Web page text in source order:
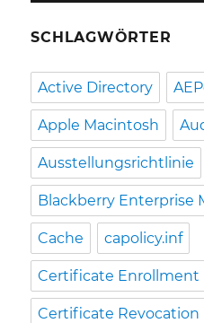
SCHLAGWÖRTER
Active Directory
Apple Macintosh
Ausstellungsrichtlinie
Blackberry Enterprise
Cache capolicy.inf
Certificate Enrollment
Certificate Revocation